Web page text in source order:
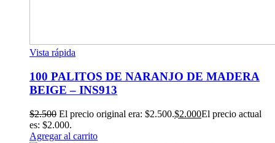
Vista rápida
100 PALITOS DE NARANJO DE MADERA
BEIGE – INS913
$2.500 El precio original era: $2.500.$2.000El precio actual
es: $2.000.
Agregar al carrito